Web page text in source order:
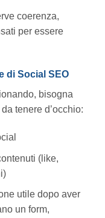
coerenza,
per essere
di Social SEO
bisogna
tenere d’occhio:
(like,
utile dopo aver
un form,